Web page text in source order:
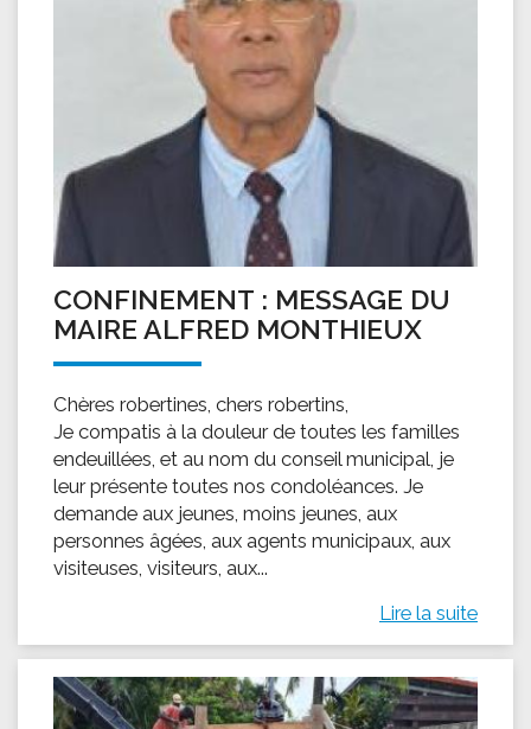
CONFINEMENT : MESSAGE DU
MAIRE ALFRED MONTHIEUX
Chères robertines, chers robertins,
Je compatis à la douleur de toutes les familles
endeuillées, et au nom du conseil municipal, je
leur présente toutes nos condoléances. Je
demande aux jeunes, moins jeunes, aux
personnes âgées, aux agents municipaux, aux
visiteuses, visiteurs, aux...
Lire la suite